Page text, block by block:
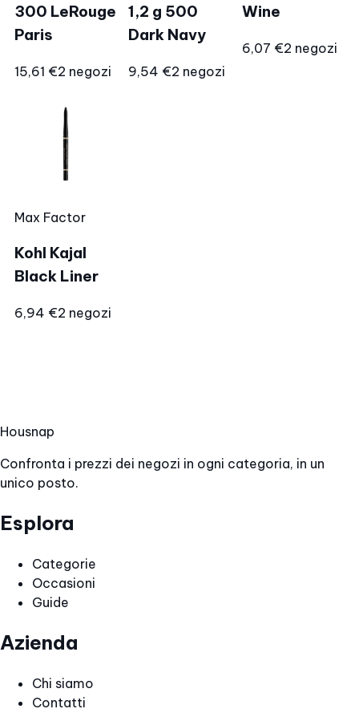
300 LeRouge
Paris
15,61 €2 negozi
1,2 g 500
Dark Navy
9,54 €2 negozi
Wine
6,07 €2 negozi
Max Factor
Kohl Kajal
Black Liner
6,94 €2 negozi
Housnap
Confronta i prezzi dei negozi in ogni categoria, in un
unico posto.
Esplora
Categorie
Occasioni
Guide
Azienda
Chi siamo
Contatti